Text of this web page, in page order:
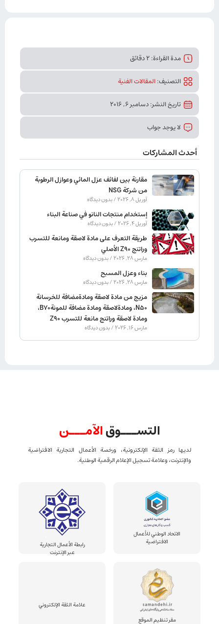
مدة القراءة: 2 دقائق
التصنیف:المقالات الفنیة
تاريخ النشر: دسامبر 6, 2016
لا يوجد جواب
أحدث المشاركات
مقارنة بين لفائف عزل المائي وعوازل الرطوبة
من شركة NSG
آوریل 8, 2026 بدون دیدگاه
إستخدام منتجات النانو في صناعة البناء
آوریل 4, 2026 بدون دیدگاه
طريقة التعرف على مادة لاصقة ومانعة للتسرب
وراتنج Z90 الأصلي
مارس 28, 2026 بدون دیدگاه
بناء وعزل المسبح
مارس 28, 2026 بدون دیدگاه
مزيج من مادة لاصقة ومادةمضافة للخرسانة
N50، ومادةلاصقة ومادة مضافة للمونةB70،
ومادة لاصقة وراتنج مانعة للتسرب Z90
مارس 16, 2026 بدون دیدگاه
التســـوقالآمـــن
لديها رمز الثقة الإلكترونية، ورخصة الأعمال التجارية الافتراضية
والإنترنت، وعلامة تسجيل الإعلام الرقمية الوطنية.
الاتحاد الوطني للأعمال
الافتراضية
رابطة الأعمال التجارية
عبر الإنترنت
مقر تنظيم الموقع
علامة الثقة الإلكتروني